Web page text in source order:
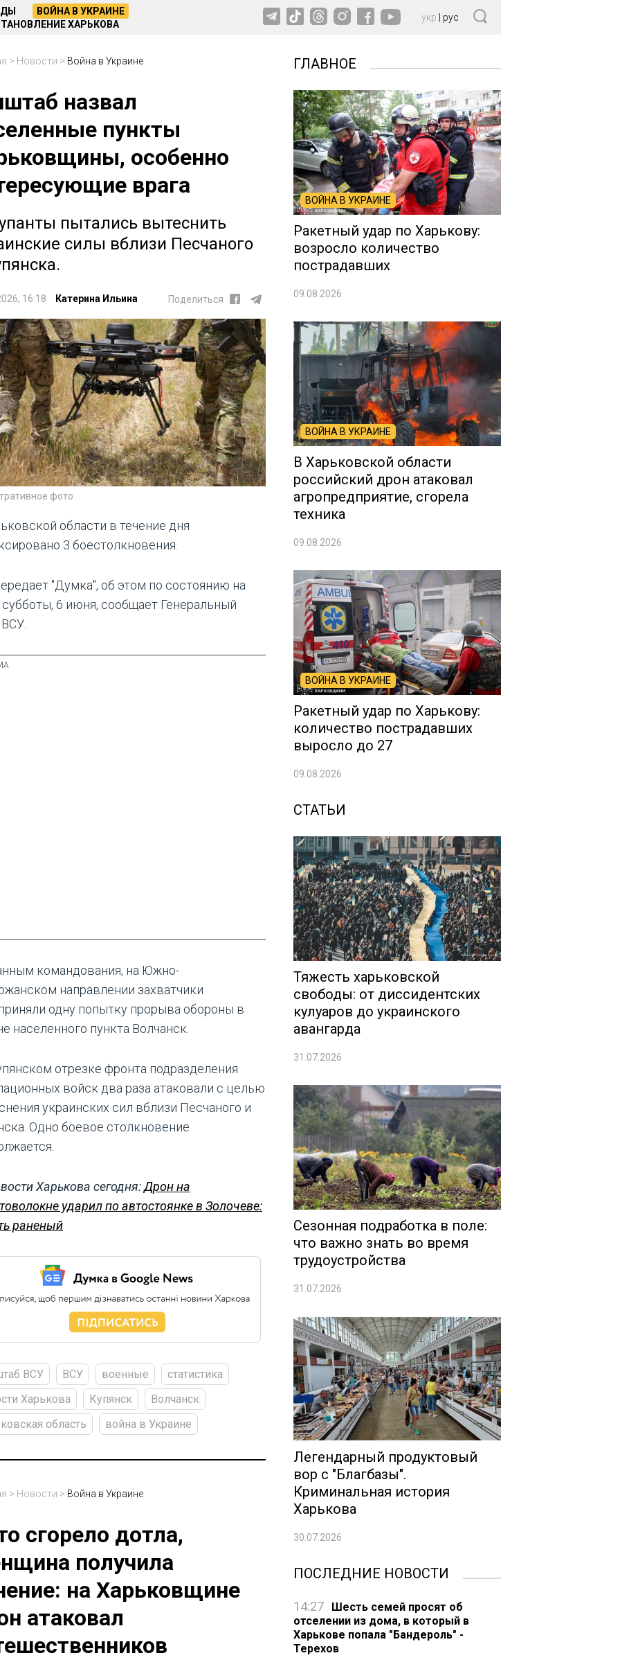
ВОЙНА В УКРАИНЕ
ХАРЬКОВА
укр рус
> Новости > Война в Украине
назвал
пункты
особенно
врага
пытались вытеснить
силы вблизи Песчаного
16:18 Катерина Ильина Поделиться
фото
области в течение дня
3 боестолкновения.
"Думка", об этом по состоянию на
субботы, 6 июня, сообщает Генеральный
командования, на Южно-
направлении захватчики
одну попытку прорыва обороны в
населенного пункта Волчанск.
отрезке фронта подразделения
войск два раза атаковали с целью
украинских сил вблизи Песчаного и
Одно боевое столкновение
Харькова сегодня:Дрон на
ударил по автостоянке в Золочеве:
раненый
ВСУ ВСУ военные
статистика
Харькова
Купянск
Волчанск
область
война в Украине
> Новости > Война в Украине
сгорело дотла,
получила
на Харьковщине
атаковал
ГЛАВНОЕ
ВОЙНА В УКРАИНЕ
Ракетный удар по Харькову:
возросло количество
пострадавших
09.08.2026
ВОЙНА В УКРАИНЕ
В Харьковской области
российский дрон атаковал
агропредприятие, сгорела
техника
09.08.2026
ВОЙНА В УКРАИНЕ
Ракетный удар по Харькову:
количество пострадавших
выросло до 27
09.08.2026
СТАТЬИ
Тяжесть харьковской
свободы: от диссидентских
кулуаров до украинского
авангарда
31.07.2026
Сезонная подработка в поле:
что важно знать во время
трудоустройства
31.07.2026
Легендарный продуктовый
вор с "Благбазы".
Криминальная история
Харькова
30.07.2026
ПОСЛЕДНИЕ НОВОСТИ
14:27
Шесть семей просят об
отселении из дома, в который в
Харькове попала "Бандероль" -
Терехов